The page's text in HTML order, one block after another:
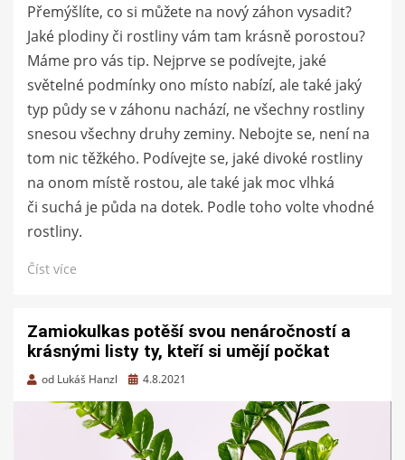
Přemýšlíte, co si můžete na nový záhon vysadit?
Jaké plodiny či rostliny vám tam krásně porostou?
Máme pro vás tip. Nejprve se podívejte, jaké
světelné podmínky ono místo nabízí, ale také jaký
typ půdy se v záhonu nachází, ne všechny rostliny
snesou všechny druhy zeminy. Nebojte se, není na
tom nic těžkého. Podívejte se, jaké divoké rostliny
na onom místě rostou, ale také jak moc vlhká
či suchá je půda na dotek. Podle toho volte vhodné
rostliny.
Číst více
Zamiokulkas potěší svou nenáročností a
krásnými listy ty, kteří si umějí počkat
od Lukáš Hanzl
Zveřejněno
4.8.2021